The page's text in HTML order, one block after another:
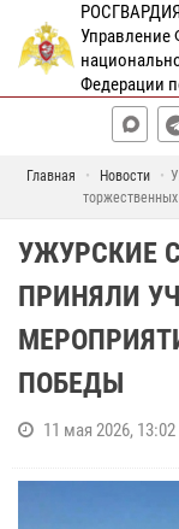
Управление
Федерации
Главная Новости
УЖУРСКИЕ
ПРИНЯЛИ
ПОБЕДЫ
11 мая 2026, 13:02